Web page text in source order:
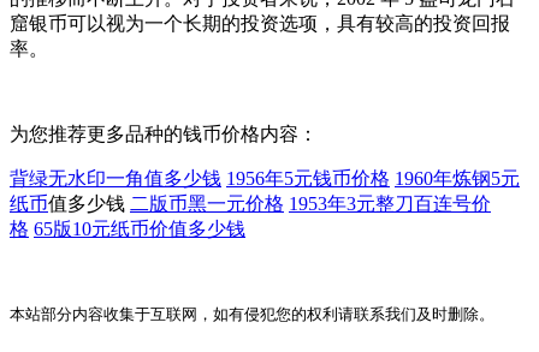
窟银币可以视为一个长期的投资选项，具有较高的投资回报
率。
为您推荐更多品种的钱币价格内容：
背绿无水印一角值多少钱 1956年5元钱币价格 1960年炼钢5元
纸币值多少钱 二版币黑一元价格 1953年3元整刀百连号价
格 65版10元纸币价值多少钱
本站部分内容收集于互联网，如有侵犯您的权利请联系我们及时删除。